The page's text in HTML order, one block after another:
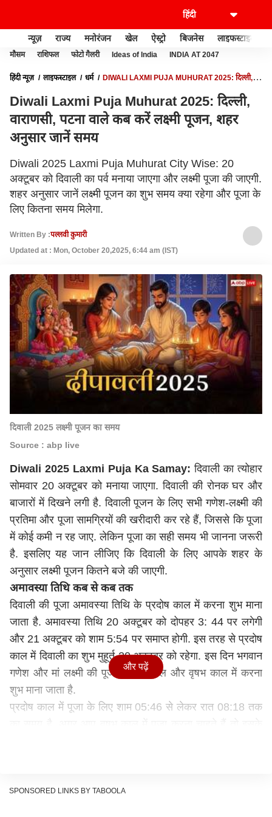
न्यूज़ राज्य मनोरंजन खेल ऐस्ट्रो बिजनेस लाइफस्टाइल
मौसम राशिफल फोटो गैलरी Ideas of India INDIA AT 2047
हिंदी न्यूज़ लाइफस्टाइल धर्म
DIWALI LAXMI PUJA MUHURAT 2025: दिल्ली,
Diwali Laxmi Puja Muhurat 2025: दिल्ली,
वाराणसी, पटना वाले कब करें लक्ष्मी पूजन, शहर
अनुसार जानें समय
Diwali 2025 Laxmi Puja Muhurat City Wise: 20
अक्टूबर को दिवाली का पर्व मनाया जाएगा और लक्ष्मी पूजा की जाएगी.
शहर अनुसार जानें लक्ष्मी पूजन का शुभ समय क्या रहेगा और पूजा के
लिए कितना समय मिलेगा.
Written By :पल्लवी कुमारी
Updated at : Mon, October 20,2025, 6:44 am (IST)
दिवाली 2025 लक्ष्मी पूजन का समय
Source : abp live
Diwali 2025 Laxmi Puja Ka Samay:दिवाली का त्योहार
सोमवार 20 अक्टूबर को मनाया जाएगा. दिवाली की रोनक घर और
बाजारों में दिखने लगी है. दिवाली पूजन के लिए सभी गणेश-लक्ष्मी की
प्रतिमा और पूजा सामग्रियों की खरीदारी कर रहे हैं, जिससे कि पूजा
में कोई कमी न रह जाए. लेकिन पूजा का सही समय भी जानना जरूरी
है. इसलिए यह जान लीजिए कि दिवाली के लिए आपके शहर के
अनुसार लक्ष्मी पूजन कितने बजे की जाएगी.
अमावस्या तिथि कब से कब तक
दिवाली की पूजा अमावस्या तिथि के प्रदोष काल में करना शुभ माना
जाता है. अमावस्या तिथि 20 अक्टूबर को दोपहर 3: 44 पर लगेगी
और 21 अक्टूबर को शाम 5:54 पर समाप्त होगी. इस तरह से प्रदोष
काल में दिवाली का शुभ मुहूर्त 20 अक्टूबर को रहेगा. इस दिन भगवान
गणेश और मां लक्ष्मी की पूजा प्रदोष काल और वृषभ काल में करना
शुभ माना जाता है.
प्रदोष काल में पूजा के लिए शाम 05:46 से लेकर रात 08:18 तक
बेंगलुरु, मुंबई, चंडीगढ़ आदि किसी भी शहर में रहते हैं, तो जान
और पढ़ें
SPONSORED LINKS BY TABOOLA